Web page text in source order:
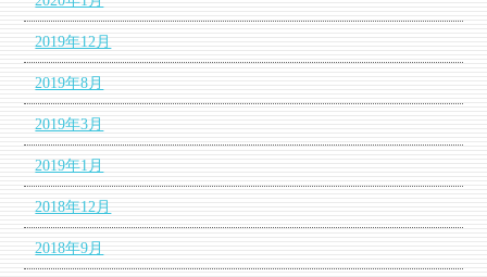
2019年12月
2019年8月
2019年3月
2019年1月
2018年12月
2018年9月